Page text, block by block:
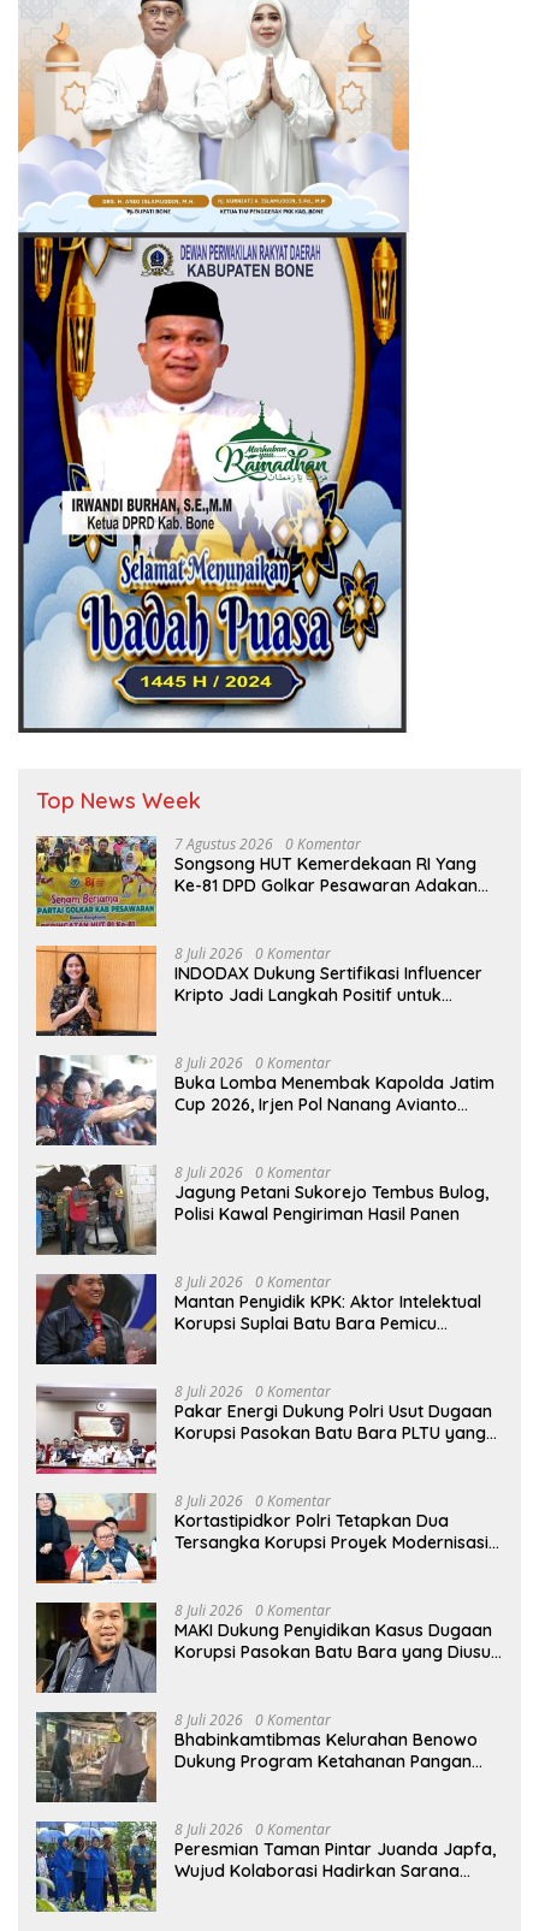
Top News Week
7 Agustus 2026 0 Komentar
Songsong HUT Kemerdekaan RI Yang
Ke-81 DPD Golkar Pesawaran Adakan
8 Juli 2026 0 Komentar
INDODAX Dukung Sertifikasi Influencer
Kripto Jadi Langkah Positif untuk
8 Juli 2026 0 Komentar
Buka Lomba Menembak Kapolda Jatim
Cup 2026, Irjen Pol Nanang Avianto
8 Juli 2026 0 Komentar
Jagung Petani Sukorejo Tembus Bulog,
Polisi Kawal Pengiriman Hasil Panen
8 Juli 2026 0 Komentar
Mantan Penyidik KPK: Aktor Intelektual
Korupsi Suplai Batu Bara Pemicu
8 Juli 2026 0 Komentar
Pakar Energi Dukung Polri Usut Dugaan
Korupsi Pasokan Batu Bara PLTU yang
8 Juli 2026 0 Komentar
Kortastipidkor Polri Tetapkan Dua
Tersangka Korupsi Proyek Modernisasi
8 Juli 2026 0 Komentar
MAKI Dukung Penyidikan Kasus Dugaan
Korupsi Pasokan Batu Bara yang Diusut
8 Juli 2026 0 Komentar
Bhabinkamtibmas Kelurahan Benowo
Dukung Program Ketahanan Pangan
8 Juli 2026 0 Komentar
Peresmian Taman Pintar Juanda Japfa,
Wujud Kolaborasi Hadirkan Sarana